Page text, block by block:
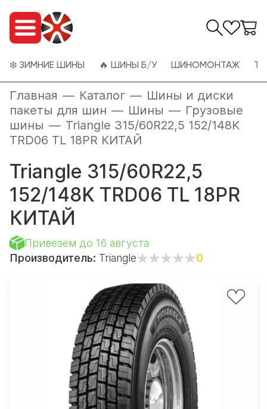
❄️ ЗИМНИЕ ШИНЫ 🔥 ШИНЫ Б/У ШИНОМОНТАЖ
Главная — Каталог — Шины и диски
пакеты для шин — Шины — Грузовые
шины — Triangle 315/60R22,5 152/148K
TRD06 TL 18PR КИТАЙ
Triangle 315/60R22,5
152/148K TRD06 TL 18PR
КИТАЙ
Привезем до 16 августа
Производитель: Triangle 0